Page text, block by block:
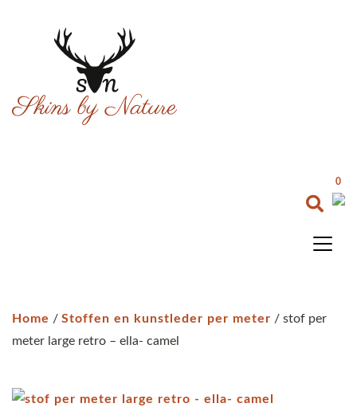
0
Home / Stoffen en kunstleder per meter / stof per
meter large retro – ella- camel